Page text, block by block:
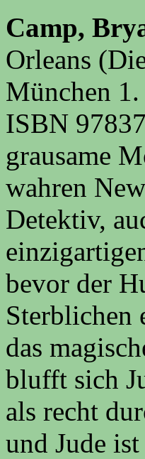
Camp,
Orleans
München
ISBN
grausame
wahren
Detektiv,
bevor der
Sterblichen
das
blufft sich
als recht
und Jude